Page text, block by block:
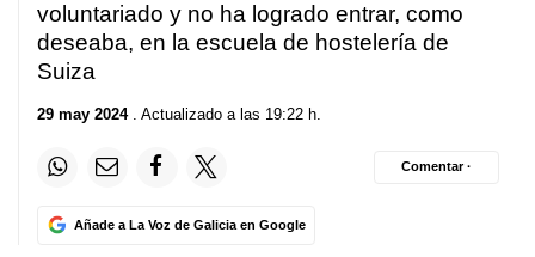
voluntariado y no ha logrado entrar, como
deseaba, en la escuela de hostelería de
Suiza
29 may 2024. Actualizado a las 19:22 h.
Añade a La Voz de Galicia en Google
Comentar ·